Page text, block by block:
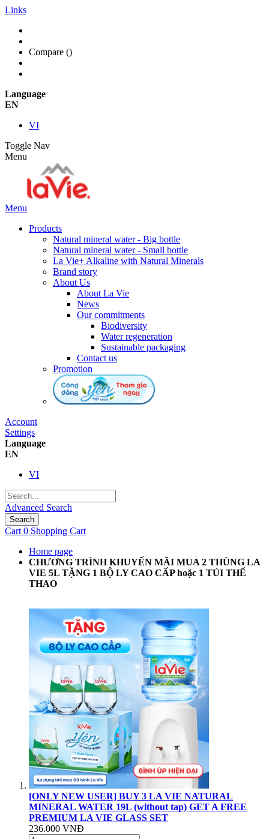
Links
Compare ()
Language
EN
VI
Toggle Nav
Menu
Menu
Products
Natural mineral water - Big bottle
Natural mineral water - Small bottle
La Vie+ Alkaline with Natural Minerals
Brand story
About Us
About La Vie
News
Our commitments
Biodiversity
Water regeneration
Sustainable packaging
Contact us
Promotion
Account
Settings
Language
EN
VI
Advanced Search
Search
Cart 0 Shopping Cart
Home page
CHƯƠNG TRÌNH KHUYẾN MÃI MUA 2 THÙNG LA
VIE 5L TẶNG 1 BỘ LY CAO CẤP hoặc 1 TÚI THỂ
THAO
[ONLY NEW USER] BUY 3 LA VIE NATURAL
MINERAL WATER 19L (without tap) GET A FREE
PREMIUM LA VIE GLASS SET
236.000 VNĐ